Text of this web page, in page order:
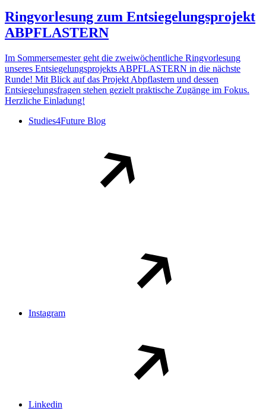
Ringvorlesung zum Entsiegelungsprojekt
ABPFLASTERN
Im Sommersemester geht die zweiwöchentliche Ringvorlesung
unseres Entsiegelungsprojekts ABPFLASTERN in die nächste
Runde! Mit Blick auf das Projekt Abpflastern und dessen
Entsiegelungsfragen stehen gezielt praktische Zugänge im Fokus.
Herzliche Einladung!
Studies4Future Blog
Instagram
Linkedin